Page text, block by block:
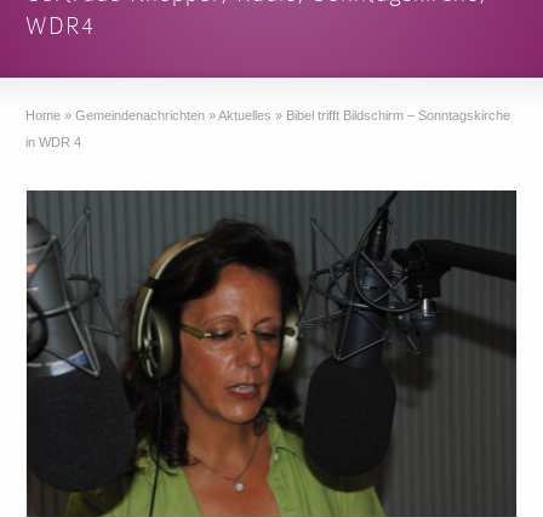
WDR4
Home » Gemeindenachrichten »Aktuelles » Bibel trifft Bildschirm – Sonntagskirche
in WDR 4